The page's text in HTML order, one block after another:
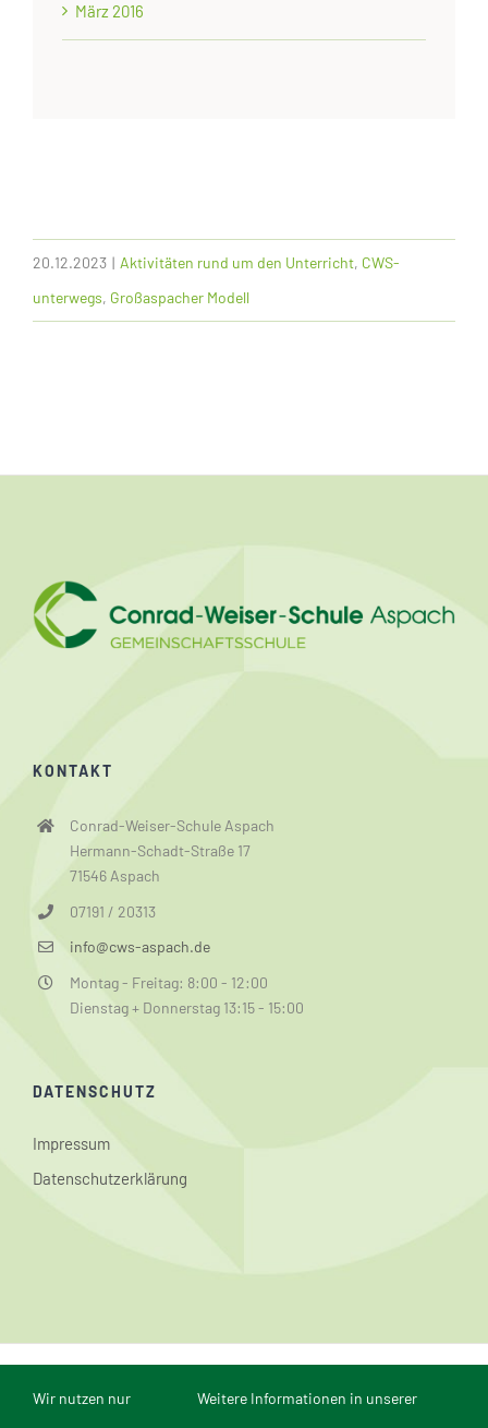
März 2016
20.12.2023 | Aktivitäten rund um den Unterricht, CWS-
unterwegs, Großaspacher Modell
KONTAKT
Conrad-Weiser-Schule Aspach
Hermann-Schadt-Straße 17
71546 Aspach
07191 / 20313
info@cws-aspach.de
Montag - Freitag: 8:00 - 12:00
Dienstag + Donnerstag 13:15 - 15:00
DATENSCHUTZ
Impressum
Datenschutzerklärung
© Conrad-Weiser-Schule Aspach | Webmaster: Dominik
Wir nutzen nur
Weitere Informationen in unserer